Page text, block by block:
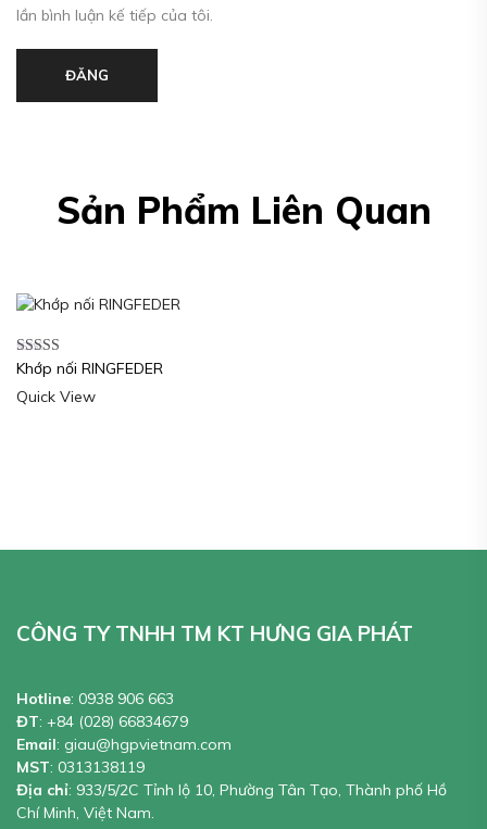
lần bình luận kế tiếp của tôi.
ĐĂNG
Sản Phẩm Liên Quan
Được xếp
sao
Khớp nối RINGFEDER
Quick View
CÔNG TY TNHH TM KT HƯNG GIA PHÁT
Hotline: 0938 906 663
ĐT: +84 (028) 66834679
Email: giau@hgpvietnam.com
MST: 0313138119
Địa chỉ: 933/5/2C Tỉnh lộ 10, Phường Tân Tạo, Thành phố Hồ
Chí Minh, Việt Nam.